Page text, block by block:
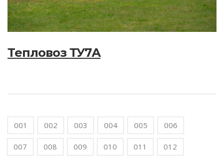
Тепловоз ТУ7А
001 002 003 004 005 006
007 008 009 010 011 012